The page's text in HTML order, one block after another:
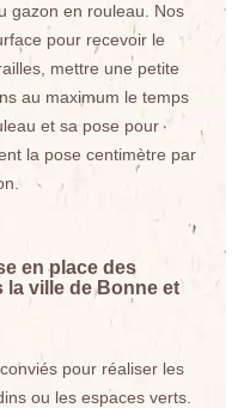
gazon en rouleau. Nos
pour recevoir le
mettre une petite
au maximum le temps
et sa pose pour
la pose centimètre par
en place des
la ville de Bonne et
pour réaliser les
ou les espaces verts.